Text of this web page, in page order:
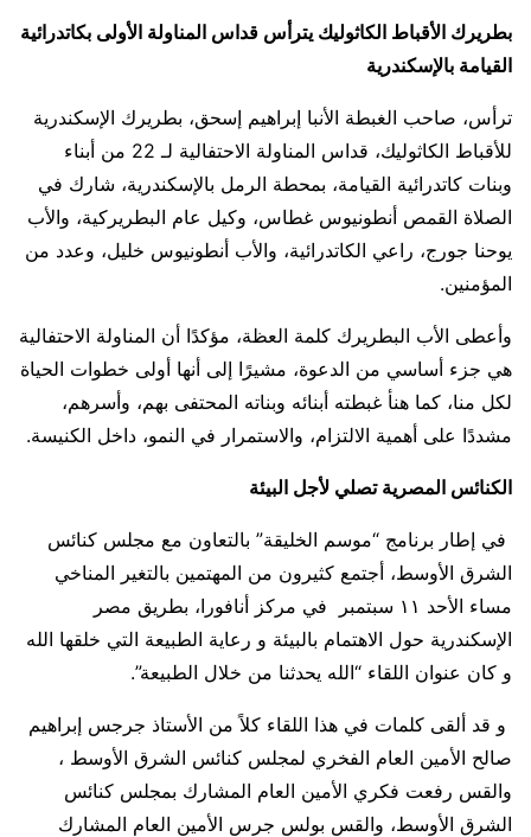
بطريرك الأقباط الكاثوليك يترأس قداس المناولة الأولى بكاتدرائية
القيامة بالإسكندرية
ترأس، صاحب الغبطة الأنبا إبراهيم إسحق، بطريرك الإسكندرية
للأقباط الكاثوليك، قداس المناولة الاحتفالية لـ 22 من أبناء
وبنات كاتدرائية القيامة، بمحطة الرمل بالإسكندرية، شارك في
الصلاة القمص أنطونيوس غطاس، وكيل عام البطريركية، والأب
يوحنا جورج، راعي الكاتدرائية، والأب أنطونيوس خليل، وعدد من
المؤمنين.
وأعطى الأب البطريرك كلمة العظة، مؤكدًا أن المناولة الاحتفالية
هي جزء أساسي من الدعوة، مشيرًا إلى أنها أولى خطوات الحياة
لكل منا، كما هنأ غبطته أبنائه وبناته المحتفى بهم، وأسرهم،
مشددًا على أهمية الالتزام، والاستمرار في النمو، داخل الكنيسة.
الكنائس المصرية تصلي لأجل البيئة
في إطار برنامج “موسم الخليقة” بالتعاون مع مجلس كنائس
الشرق الأوسط، أجتمع كثيرون من المهتمين بالتغير المناخي
مساء الأحد ١١ سبتمبر في مركز أنافورا، بطريق مصر
الإسكندرية حول الاهتمام بالبيئة و رعاية الطبيعة التي خلقها الله
و كان عنوان اللقاء “الله يحدثنا من خلال الطبيعة”.
و قد ألقى كلمات في هذا اللقاء كلاً من الأستاذ جرجس إبراهيم
صالح الأمين العام الفخري لمجلس كنائس الشرق الأوسط ،
والقس رفعت فكري الأمين العام المشارك بمجلس كنائس
الشرق الأوسط، والقس بولس جرس الأمين العام المشارك